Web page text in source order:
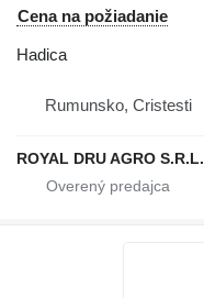
Cena na požiadanie
Hadica
Rumunsko, Cristesti
ROYAL DRU AGRO S.R.L.